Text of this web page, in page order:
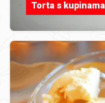
Torta s kupinama